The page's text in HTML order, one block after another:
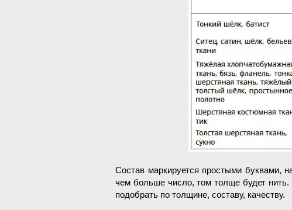
Состав маркируется простыми буквами,
чем больше число, том толще будет нить.
подобрать по толщине, составу, качеству.